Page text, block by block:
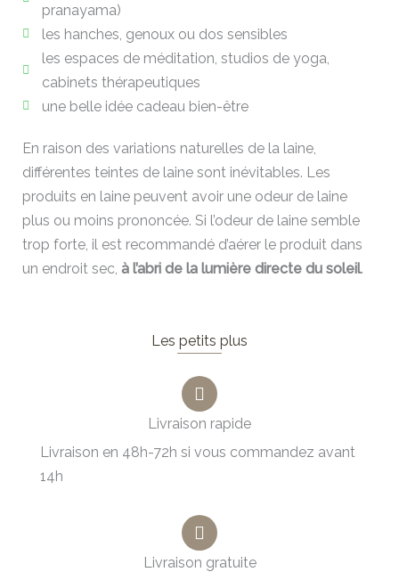
pranayama)
les hanches, genoux ou dos sensibles
les espaces de méditation, studios de yoga,
cabinets thérapeutiques
une belle idée cadeau bien-être
En raison des variations naturelles de la laine,
différentes teintes de laine sont inévitables. Les
produits en laine peuvent avoir une odeur de laine
plus ou moins prononcée. Si l’odeur de laine semble
trop forte, il est recommandé d’aérer le produit dans
un endroit sec, à l’abri de la lumière directe du soleil.
Les petits plus
Livraison rapide
Livraison en 48h-72h si vous commandez avant
14h
Livraison gratuite